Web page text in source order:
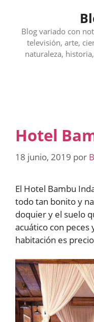
contenidoBlog variado con
televisión, arte,
naturaleza,
Hotel
18 junio, 2019 por
El Hotel Bambu
todo tan bonito y
doquier y el suelo
acuático con peces
habitación es